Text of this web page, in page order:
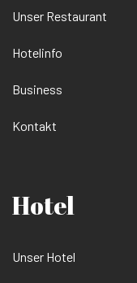
Unser Restaurant
Hotelinfo
Business
Kontakt
Hotel
Unser Hotel